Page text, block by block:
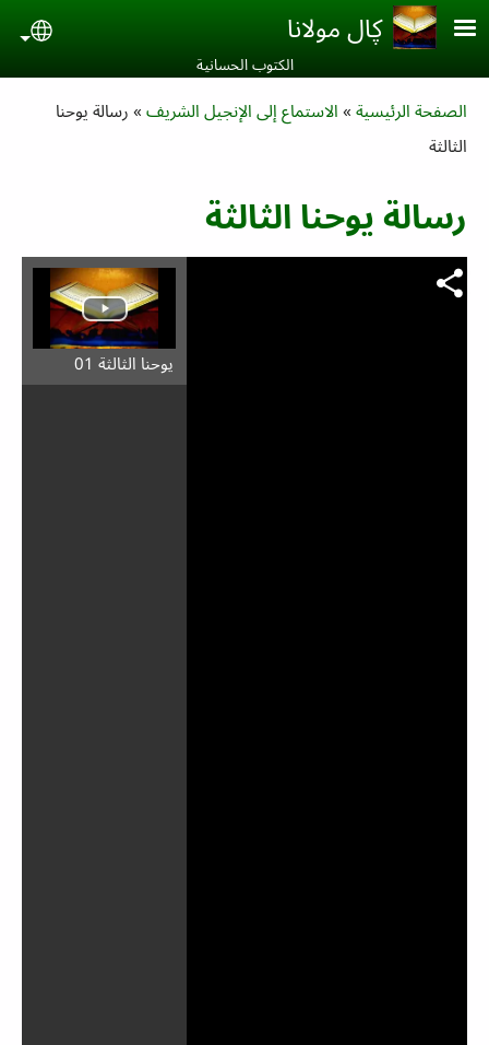
Skip to main content
ڮال مولانا
الكتوب الحسانية‎
Breadcrumb
الصفحة الرئيسية الاستماع إلى الإنجيل الشريف
رسالة یوحنا
الثالثة
رسالة یوحنا الثالثة
يوحنا الثالثة 01